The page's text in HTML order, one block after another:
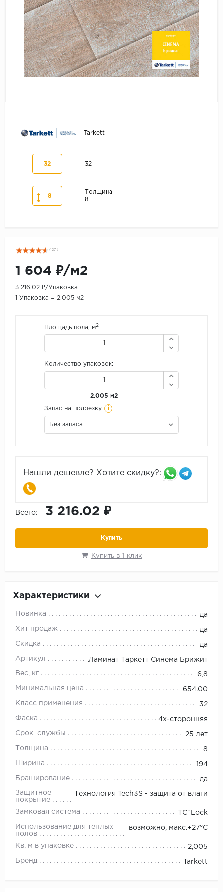
Серый
Бежевый
Дуб светлый
Коричневый
Страна
Tarkett
32 32
8
Толщина
8
( 27 )
1 604 ₽/м2
3 216.02 ₽/Упаковка
1 Упаковка = 2.005 м2
Площадь пола, м2
Количество упаковок:
2.005 м2
Запас на подрезку i
Без запаса
Нашли дешевле? Хотите скидку?:
Всего: 3 216.02 ₽
Купить
Купить в 1 клик
Характеристики
Новинка да
Хит продаж да
Скидка да
Артикул Ламинат Таркетт Синема Брижит
Вес, кг 6,8
Минимальная цена 654.00
Класс применения 32
Фаска 4х-сторонняя
Срок_службы 25 лет
Толщина 8
Ширина 194
Браширование да
Защитное
покрытие
Технология Tech3S - защита от влаги
Замковая система TС`Lock
Использование для теплых
полов
возможно, макс.+27°С
Кв. м в упаковке 2,005
Бренд Tarkett